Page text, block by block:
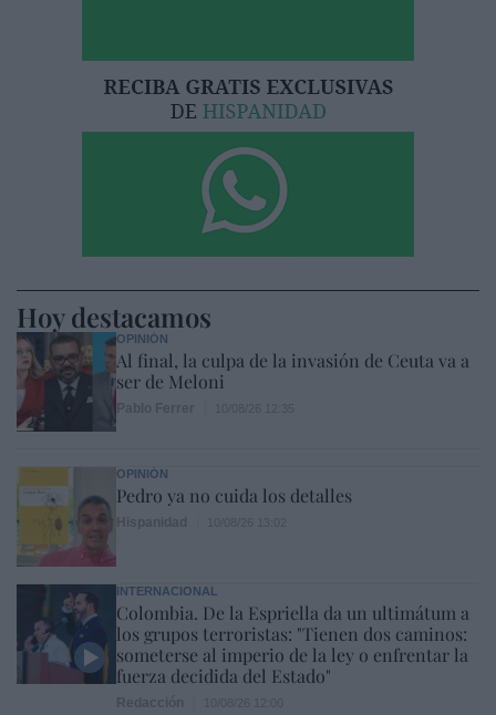
Hoy destacamos
OPINIÓN
Al final, la culpa de la invasión de Ceuta va a
ser de Meloni
OPINIÓN
Pedro ya no cuida los detalles
INTERNACIONAL
Colombia. De la Espriella da un ultimátum a
los grupos terroristas: "Tienen dos caminos:
someterse al imperio de la ley o enfrentar la
fuerza decidida del Estado"